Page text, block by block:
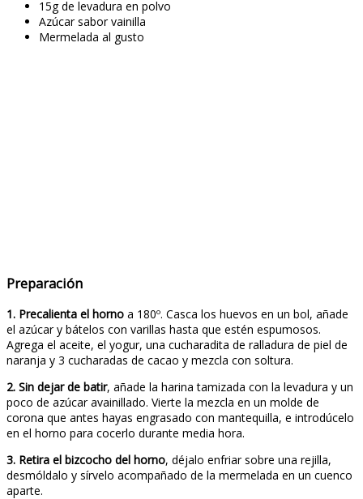
15g de levadura en polvo
Azúcar sabor vainilla
Mermelada al gusto
Preparación
1. Precalienta el horno a 180º. Casca los huevos en un bol, añade
el azúcar y bátelos con varillas hasta que estén espumosos.
Agrega el aceite, el yogur, una cucharadita de ralladura de piel de
naranja y 3 cucharadas de cacao y mezcla con soltura.
2. Sin dejar de batir, añade la harina tamizada con la levadura y un
poco de azúcar avainillado. Vierte la mezcla en un molde de
corona que antes hayas engrasado con mantequilla, e introdúcelo
en el horno para cocerlo durante media hora.
3. Retira el bizcocho del horno, déjalo enfriar sobre una rejilla,
desmóldalo y sírvelo acompañado de la mermelada en un cuenco
aparte.